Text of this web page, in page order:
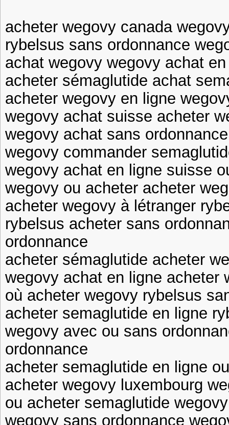
acheter wegovy canada
rybelsus sans ordonnance
achat wegovy wegovy achat
acheter sémaglutide achat
acheter wegovy en ligne
wegovy achat suisse acheter
wegovy achat sans
wegovy commander
wegovy achat en ligne suisse
wegovy ou acheter acheter
acheter wegovy à létranger
rybelsus acheter sans
ordonnance
acheter sémaglutide acheter
wegovy achat en ligne acheter
où acheter wegovy rybelsus
acheter semaglutide en ligne
wegovy avec ou sans
ordonnance
acheter semaglutide en ligne
acheter wegovy luxembourg
ou acheter semaglutide
wegovy sans ordonnance